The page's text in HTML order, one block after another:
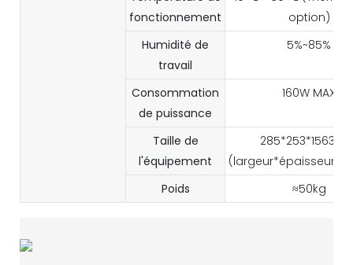
fonctionnement
option)
Humidité de
travail
5%~85%
Consommation
de puissance
160W MAX
Taille de
l'équipement
Poids
≈50kg